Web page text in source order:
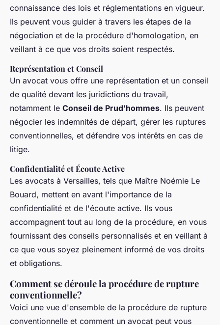
connaissance des lois et réglementations en vigueur.
Ils peuvent vous guider à travers les étapes de la
négociation et de la procédure d'homologation, en
veillant à ce que vos droits soient respectés.
Représentation et Conseil
Un avocat vous offre une représentation et un conseil
de qualité devant les juridictions du travail,
notamment le Conseil de Prud'hommes. Ils peuvent
négocier les indemnités de départ, gérer les ruptures
conventionnelles, et défendre vos intérêts en cas de
litige.
Confidentialité et Écoute Active
Les avocats à Versailles, tels que Maître Noémie Le
Bouard, mettent en avant l'importance de la
confidentialité et de l'écoute active. Ils vous
accompagnent tout au long de la procédure, en vous
fournissant des conseils personnalisés et en veillant à
ce que vous soyez pleinement informé de vos droits
et obligations.
Comment se déroule la procédure de rupture
conventionnelle?
Voici une vue d'ensemble de la procédure de rupture
conventionnelle et comment un avocat peut vous